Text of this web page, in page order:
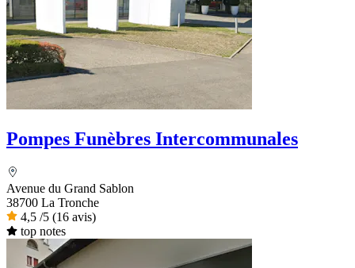
Pompes Funèbres Intercommunales
Avenue du Grand Sablon
38700 La Tronche
4,5 /5 (16 avis)
top notes